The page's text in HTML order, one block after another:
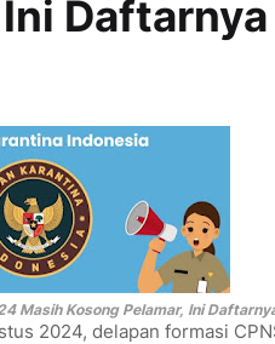
Daftarnya
Masih Kosong Pelamar, Ini
2024, delapan formasi